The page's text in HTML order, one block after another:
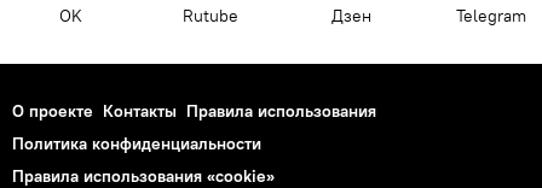
OK Rutube Дзен Telegram
О проекте Контакты Правила использования
Политика конфиденциальности
Правила использования «cookie»